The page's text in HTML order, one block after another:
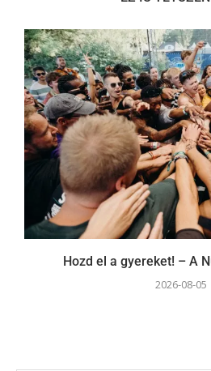
Hozd el a gyereket! – A
2026-08-05